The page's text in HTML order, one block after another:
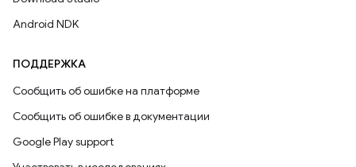
Android NDK
ПОДДЕРЖКА
Сообщить об ошибке на платформе
Сообщить об ошибке в документации
Google Play support